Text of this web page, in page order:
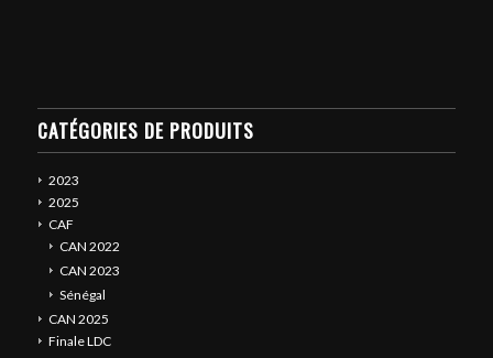
CATÉGORIES DE PRODUITS
2023
2025
CAF
CAN 2022
CAN 2023
Sénégal
CAN 2025
Finale LDC